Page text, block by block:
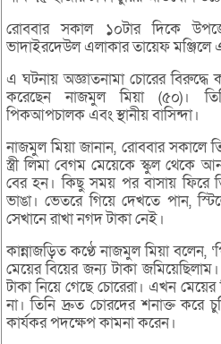
রোববার সকাল ১০টার দিকে
ভাদাইরদেউল এলাকার তায়েফ মঞ্জিলে
এ ঘটনায় অজ্ঞাতনামা চোরের
করেছেন নাজমুল মিয়া (৫০)।
পিকআপচালক এবং স্থানীয় বাসিন্দা।
নাজমুল মিয়া জানান, রোববার সকালে
স্ত্রী লিমা বেগম মেয়েকে স্কুল থেকে
বের হন। কিছু সময় পর বাসায় ফিরে
ভাঙা। ভেতরে গিয়ে দেখতে পান,
সেখানে রাখা নগদ টাকা নেই।
কান্নাজড়িত কণ্ঠে নাজমুল মিয়া
মেয়ের বিয়ের জন্য টাকা
টাকা নিয়ে গেছে চোরেরা। এখন
না। তিনি দ্রুত চোরদের শনাক্ত করে
কার্যকর পদক্ষেপ কামনা করেন।